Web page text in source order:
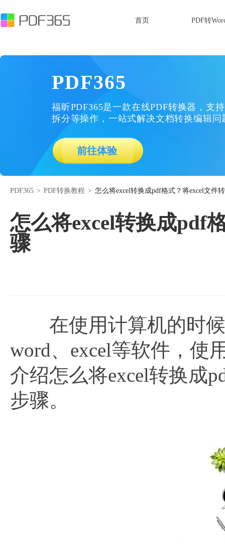
首页 PDF转
PDF365
福昕PDF365是一款在线PDF转换器，支
拆分等操作，一站式解决文档转换编辑问
前往体验
PDF365 > PDF转换教程 > 怎么将excel转换成pdf格式？将excel文件
怎么将excel转换成pdf
骤
在使用计算机的时候
word、excel等软件，使
介绍怎么将excel转换成
步骤。